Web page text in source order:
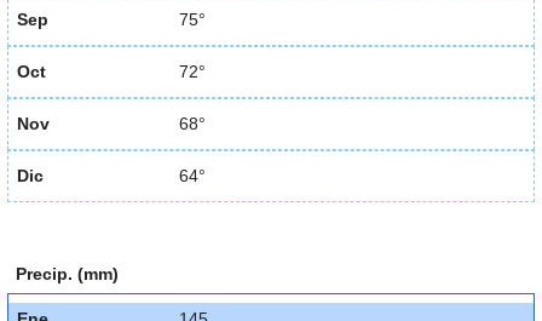
Sep 75°
Oct 72°
Nov 68°
Dic 64°
Precip. (mm)